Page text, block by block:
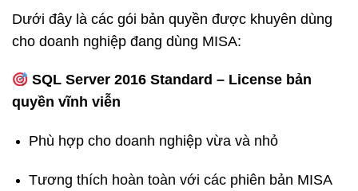
Dưới đây là các gói bản quyền được khuyên dùng
cho doanh nghiệp đang dùng MISA:
SQL Server 2016 Standard – License bản
quyền vĩnh viễn
Phù hợp cho doanh nghiệp vừa và nhỏ
Tương thích hoàn toàn với các phiên bản MISA